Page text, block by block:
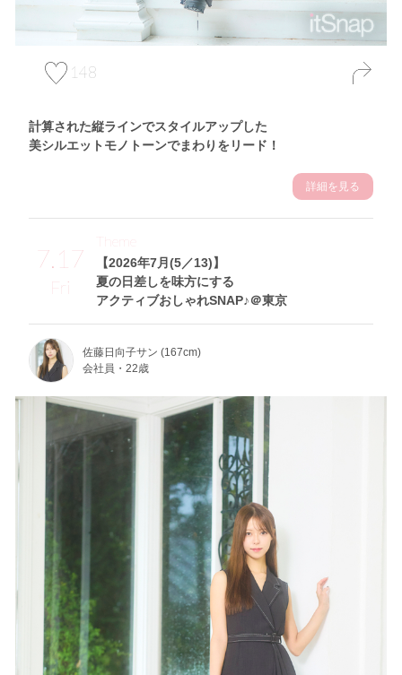
148
計算された縦ラインでスタイルアップした
美シルエットモノトーンでまわりをリード！
詳細を見る
7.17
Fri
【2026年7月(5／13)】
夏の日差しを味方にする
アクティブおしゃれSNAP♪＠東京
Theme
佐藤日向子サン (167cm)
会社員・22歳